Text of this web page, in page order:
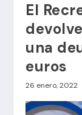
El
una
euros
26 enero, 2022